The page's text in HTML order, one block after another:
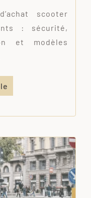
scooter
: sécurité,
et modèles